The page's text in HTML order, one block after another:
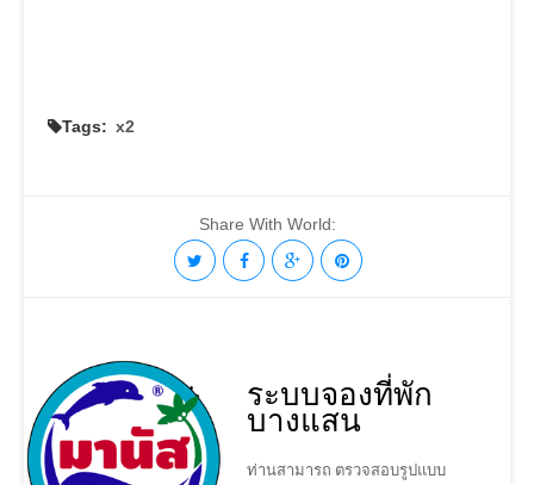
Tags: x2
Share With World:
ระบบจองที่พัก
บางแสน
ท่านสามารถ ตรวจสอบรูปแบบ